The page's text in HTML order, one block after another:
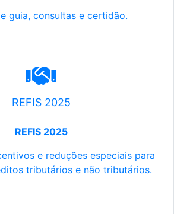
guia, consultas e certidão.
REFIS 2025
REFIS 2025
e reduções especiais para
tributários e não tributários.